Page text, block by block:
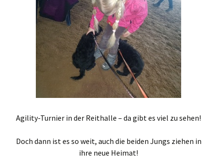
Agility-Turnier in der Reithalle – da gibt es viel zu sehen!
Doch dann ist es so weit, auch die beiden Jungs ziehen in
ihre neue Heimat!